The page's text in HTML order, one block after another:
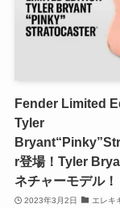
Fender Limited
Tyler
r登場！Tyler
ネチャーモデル！
2023年3月2日 エレキ